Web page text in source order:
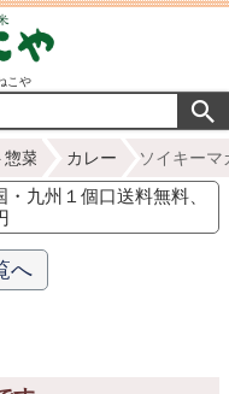
こや
惣菜 カレー ソイキーマ
九州１個口送料無料、
へ